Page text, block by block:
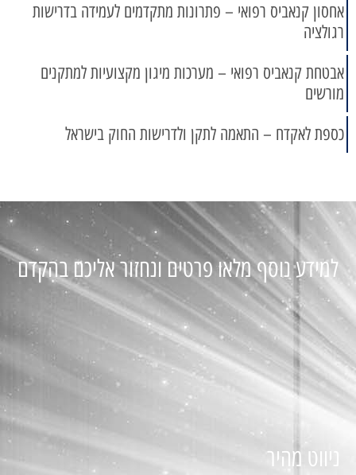
אחסון קנאביס רפואי – פתרונות מתקדמים לעמידה בדרישות
רגולציה
אבטחת קנאביס רפואי – מערכות מיגון מקצועיות למתקנים
מורשים
כספת לאקדח – התאמה לתקן ולדרישות החוק בישראל
למידע נוסף מלאו פרטים ונחזור אליכם בהקדם
ניווט מהיר